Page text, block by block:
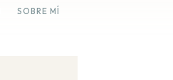
SOBRE MÍ